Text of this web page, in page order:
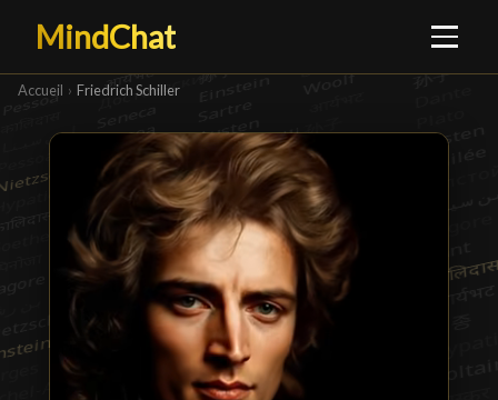
MindChat
Accueil › Friedrich Schiller